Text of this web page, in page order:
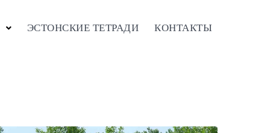
ЭСТОНСКИЕ ТЕТРАДИ КОНТАКТЫ